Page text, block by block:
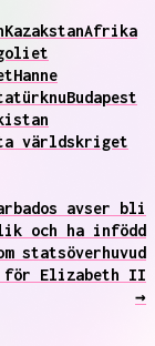
KazakstanAfrika
Hanne
nuBudapest
världskriget
avser bli
och ha infödd
statsöverhuvud
Elizabeth II
→